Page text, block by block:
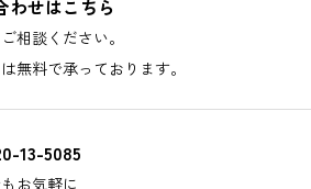
わせはこちら
相談ください。
無料で承っております。
13-5085
お気軽に